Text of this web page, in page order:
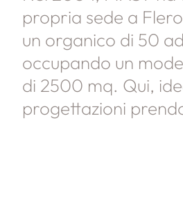
propria sede a
un organico di 50
occupando un
di 2500 mq. Qui,
progettazioni